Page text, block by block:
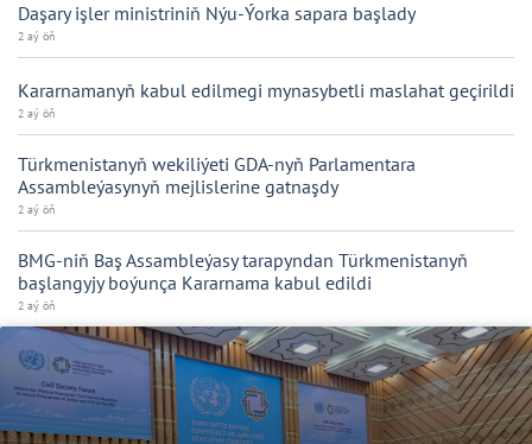
Daşary işler ministriniň Nýu-Ýorka sapara başlady
2 aý öň
Kararnamanyň kabul edilmegi mynasybetli maslahat geçirildi
2 aý öň
Türkmenistanyň wekiliýeti GDA-nyň Parlamentara
Assambleýasynyň mejlislerine gatnaşdy
2 aý öň
BMG-niň Baş Assambleýasy tarapyndan Türkmenistanyň
başlangyjy boýunça Kararnama kabul edildi
2 aý öň